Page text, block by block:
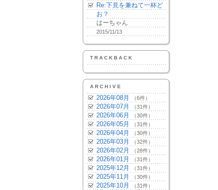
Re:下見を兼ねて一杯ど
お？
はーちゃん
2015/11/13
TRACKBACK
ARCHIVE
2026年08月 （6件）
2026年07月 （31件）
2026年06月 （30件）
2026年05月 （31件）
2026年04月 （30件）
2026年03月 （32件）
2026年02月 （28件）
2026年01月 （31件）
2025年12月 （31件）
2025年11月 （30件）
2025年10月 （31件）